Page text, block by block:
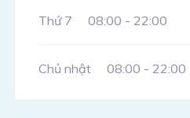
Thứ 7 08:00 - 22:00
Chủ nhật 08:00 - 22:00